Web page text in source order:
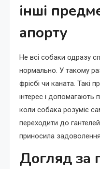
інші
апорту
Не всі собаки одразу
нормально. У такому
фрісбі чи каната. Такі
інтерес і допомагають
коли собака розуміє
переходити до
приносила
Догляд за